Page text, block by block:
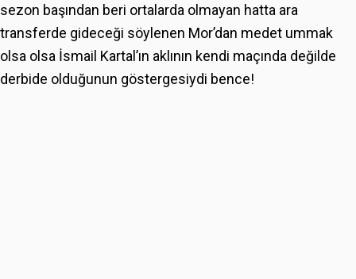
sezon başından beri ortalarda olmayan hatta ara
transferde gideceği söylenen Mor’dan medet ummak
olsa olsa İsmail Kartal’ın aklının kendi maçında değilde
derbide olduğunun göstergesiydi bence!